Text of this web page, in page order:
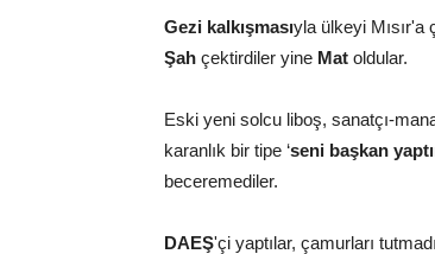
Gezi kalkışmasıyla ülkeyi Mısır'a
Şah çektirdiler yine Mat oldular.
Eski yeni solcu liboş, sanatçı-
karanlık bir tipe ‘seni başkan
beceremediler.
DAEŞ'çi yaptılar, çamurları